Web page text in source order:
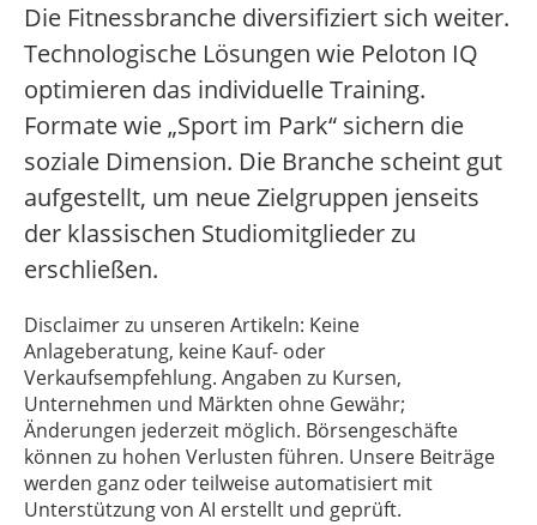
Die Fitnessbranche diversifiziert sich weiter.
Technologische Lösungen wie Peloton IQ
optimieren das individuelle Training.
Formate wie „Sport im Park“ sichern die
soziale Dimension. Die Branche scheint gut
aufgestellt, um neue Zielgruppen jenseits
der klassischen Studiomitglieder zu
erschließen.
Disclaimer zu unseren Artikeln: Keine
Anlageberatung, keine Kauf- oder
Verkaufsempfehlung. Angaben zu Kursen,
Unternehmen und Märkten ohne Gewähr;
Änderungen jederzeit möglich. Börsengeschäfte
können zu hohen Verlusten führen. Unsere Beiträge
werden ganz oder teilweise automatisiert mit
Unterstützung von AI erstellt und geprüft.